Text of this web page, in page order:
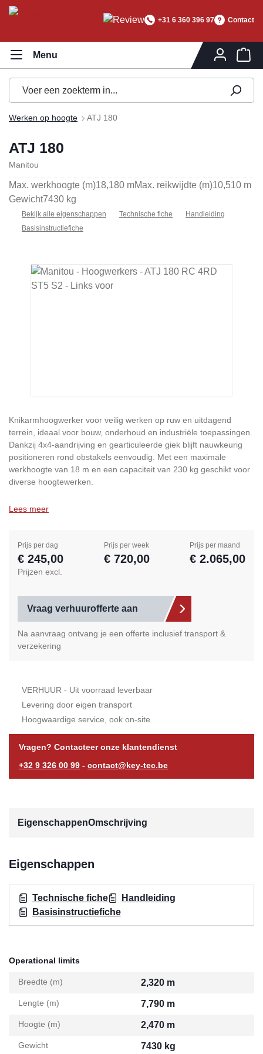
+31 6 360 396 97 Contact
Werken op hoogte ATJ 180
ATJ 180
Manitou
Max. werkhoogte (m)18,180 mMax. reikwijdte (m)10,510 m
Gewicht7430 kg
Bekijk alle eigenschappen Technische fiche
Handleiding
Basisinstructiefiche
Afbeeldingengalerij overslaan
Knikarmhoogwerker voor veilig werken op ruw en uitdagend
terrein, ideaal voor bouw, onderhoud en industriële toepassingen.
Dankzij 4x4-aandrijving en gearticuleerde giek blijft nauwkeurig
positioneren rond obstakels eenvoudig. Met een maximale
werkhoogte van 18 m en een capaciteit van 230 kg geschikt voor
diverse hoogtewerken.
Lees meer
Prijs per dag
€ 245,00
Prijs per week
€ 720,00
Prijs per maand
€ 2.065,00
Prijzen excl.
Vraag verhuurofferte aan
Na aanvraag ontvang je een offerte inclusief transport &
verzekering
VERHUUR - Uit voorraad leverbaar
Levering door eigen transport
Hoogwaardige service, ook on-site
Vragen? Contacteer onze klantendienst
+32 9 326 00 99 - contact@key-tec.be
EigenschappenOmschrijving
Eigenschappen
Technische fiche
Handleiding
Basisinstructiefiche
Operational limits
Breedte (m) 2,320 m
Lengte (m) 7,790 m
Hoogte (m) 2,470 m
Gewicht 7430 kg